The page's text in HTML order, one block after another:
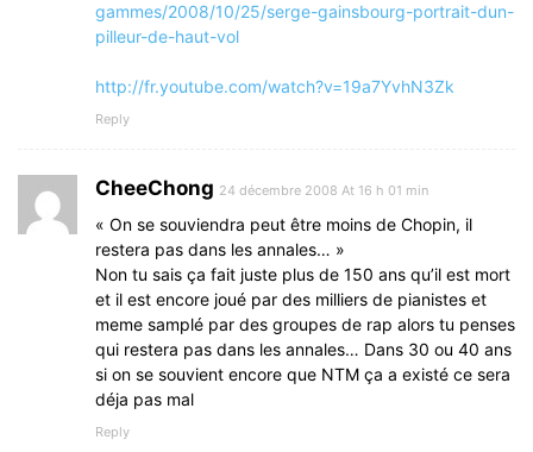
gammes/2008/10/25/serge-gainsbourg-portrait-dun-
pilleur-de-haut-vol
http://fr.youtube.com/watch?v=19a7YvhN3Zk
Reply
CheeChong 24 décembre 2008 At 16 h 01 min
« On se souviendra peut être moins de Chopin, il
restera pas dans les annales… »
Non tu sais ça fait juste plus de 150 ans qu’il est mort
et il est encore joué par des milliers de pianistes et
meme samplé par des groupes de rap alors tu penses
qui restera pas dans les annales… Dans 30 ou 40 ans
si on se souvient encore que NTM ça a existé ce sera
déja pas mal
Reply